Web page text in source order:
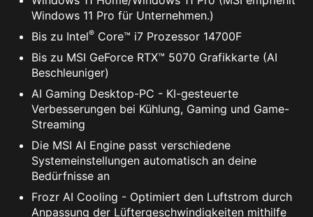
Bis zu Intel ® Core™ i7 Prozessor 14700F
Bis zu MSI GeForce RTX™ 5070 Grafikkarte (AI
AI Gaming Desktop-PC - KI-gesteuerte
Streaming
Die MSI AI Engine passt verschiedene
Bedürfnisse an
Frozr AI Cooling - Optimiert den Luftstrom durch
Anpassung der Lüftergeschwindigkeiten mithilfe
von AI Algorithmen